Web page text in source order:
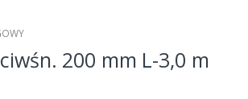
200 mm L-3,0 m